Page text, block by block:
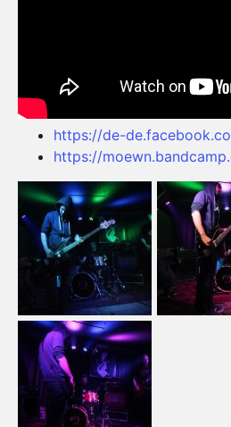
https://de-
https://